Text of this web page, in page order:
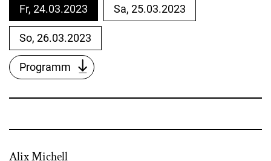
Fr, 24.03.2023 Sa, 25.03.2023
So, 26.03.2023
Programm
Alix Michell